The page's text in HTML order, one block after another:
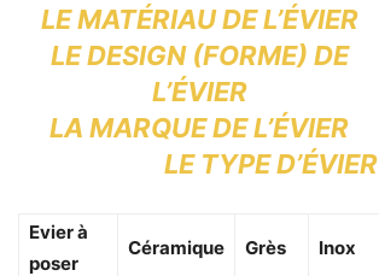
LEMATÉRIAUDE L’ÉVIER
LE DESIGN (FORME) DE
L’ÉVIER
LA MARQUE DE L’ÉVIER
LE TYPE D’ÉVIER
Evier à
poser
Céramique Grès Inox